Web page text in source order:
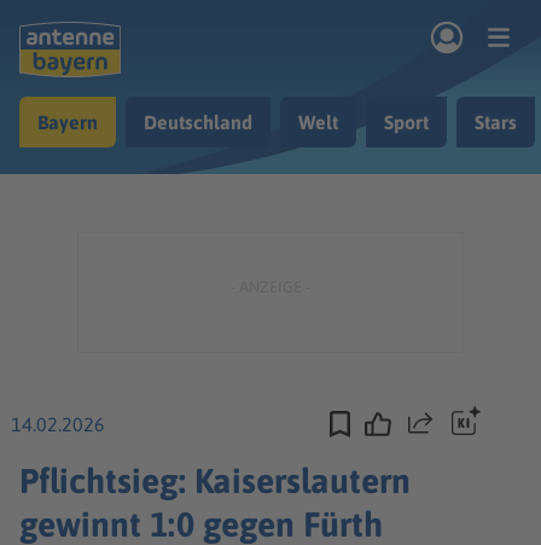
Musik & Radio
Bayern Deutschland Welt Sport Stars
14.02.2026 Teilen
Pflichtsieg: Kaiserslautern
gewinnt 1:0 gegen Fürth